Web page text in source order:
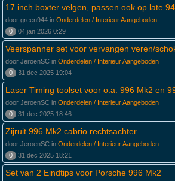
17 inch boxter velgen, passen ook op late
door green944 in Onderdelen / Interieur Aangeboden
0
04 jan 2026 0:29
Veerspanner set voor vervangen veren/
door JeroenSC in Onderdelen / Interieur Aangeboden
0
31 dec 2025 19:04
Laser Timing toolset voor o.a. 996 Mk2 en
door JeroenSC in Onderdelen / Interieur Aangeboden
0
31 dec 2025 18:46
Zijruit 996 Mk2 cabrio rechtsachter
door JeroenSC in Onderdelen / Interieur Aangeboden
0
31 dec 2025 18:21
Set van 2 Eindtips voor Porsche 996 Mk2